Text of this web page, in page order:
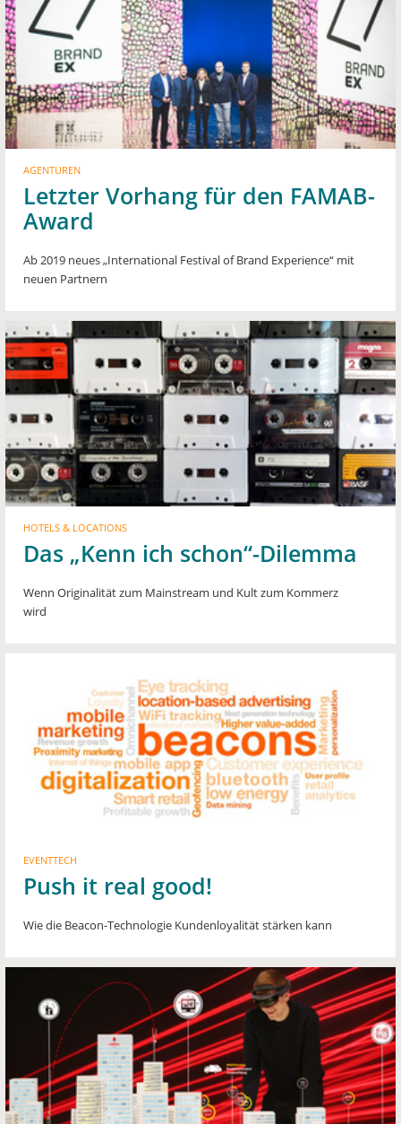
AGENTUREN
Letzter Vorhang für den FAMAB-
Award
Ab 2019 neues „International Festival of Brand Experience“ mit
neuen Partnern
HOTELS & LOCATIONS
Das „Kenn ich schon“-Dilemma
Wenn Originalität zum Mainstream und Kult zum Kommerz
wird
EVENTTECH
Push it real good!
Wie die Beacon-Technologie Kundenloyalität stärken kann